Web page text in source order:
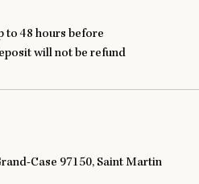
to 48 hours before
will not be refund
Case 97150, Saint Martin